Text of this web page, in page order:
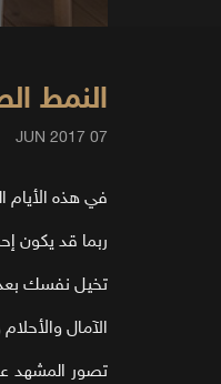
النمط
07 JUN 2017
في هذه الأيام
ربما قد يكون
تخيل نفسك بعد
الآمال
تصور المشهد